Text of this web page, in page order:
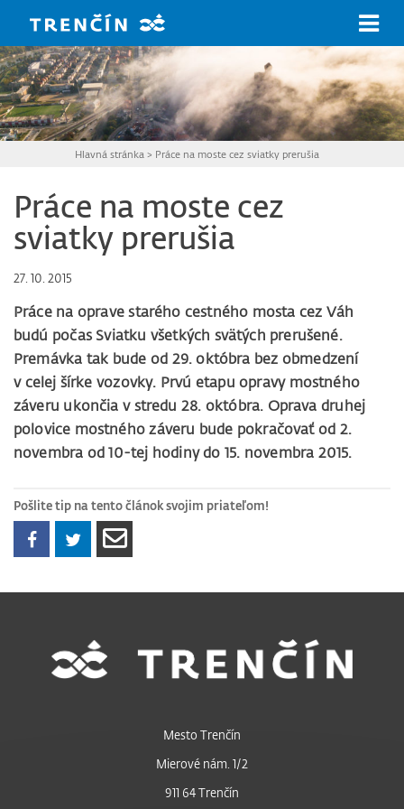
Hlavná stránka > Práce na moste cez sviatky prerušia
Práce na moste cez
sviatky prerušia
27. 10. 2015
Práce na oprave starého cestného mosta cez Váh
budú počas Sviatku všetkých svätých prerušené.
Premávka tak bude od 29. októbra bez obmedzení
v celej šírke vozovky. Prvú etapu opravy mostného
záveru ukončia v stredu 28. októbra. Oprava druhej
polovice mostného záveru bude pokračovať od 2.
novembra od 10-tej hodiny do 15. novembra 2015.
Pošlite tip na tento článok svojim priateľom!
Mesto Trenčín
Mierové nám. 1/2
911 64 Trenčín